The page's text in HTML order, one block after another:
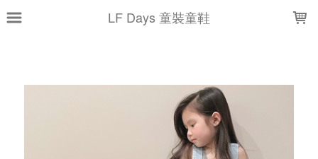
LF Days 童裝童鞋